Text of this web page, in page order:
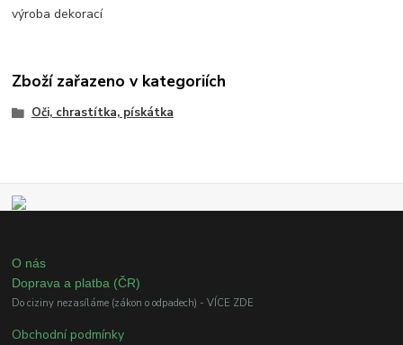
výroba dekorací
Zboží zařazeno v kategoriích
Oči, chrastítka, pískátka
O nás
Doprava a platba (ČR)
Do ciziny nezasíláme (zákon o odpadech) - VÍCE ZDE
Obchodní podmínky